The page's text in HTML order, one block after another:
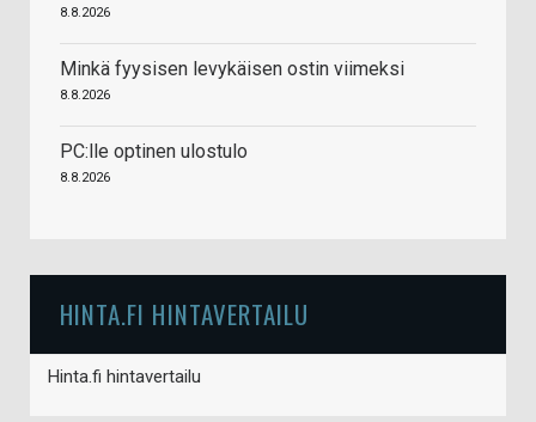
8.8.2026
Minkä fyysisen levykäisen ostin viimeksi
8.8.2026
PC:lle optinen ulostulo
8.8.2026
HINTA.FI HINTAVERTAILU
Hinta.fi hintavertailu